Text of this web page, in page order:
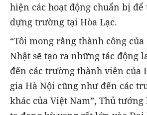
hiện các hoạt động chuẩn bị
dựng trường tại Hòa Lạc.
“Tôi mong rằng thành công
Nhật sẽ tạo ra những tác động
đến các trường thành viên của
gia Hà Nội cũng như đến các
khác của Việt Nam”, Thủ tướng